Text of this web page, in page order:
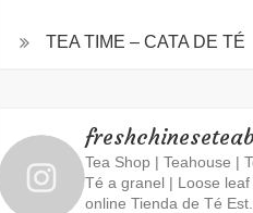
TEA TIME – CATA DE TÉ
Tea Shop | Teahouse |
Té a granel | Loose leaf
online Tienda de Té